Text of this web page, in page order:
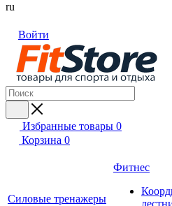
ru
Войти
Избранные товары 0
Корзина 0
Силовые тренажеры
Фитнес